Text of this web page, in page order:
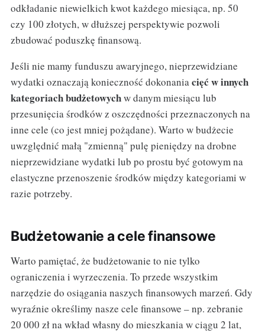
odkładanie niewielkich kwot każdego miesiąca, np. 50
czy 100 złotych, w dłuższej perspektywie pozwoli
zbudować poduszkę finansową.
Jeśli nie mamy funduszu awaryjnego, nieprzewidziane
wydatki oznaczają konieczność dokonaniacięć w innych
kategoriach budżetowychw danym miesiącu lub
przesunięcia środków z oszczędności przeznaczonych na
inne cele (co jest mniej pożądane). Warto w budżecie
uwzględnić małą "zmienną" pulę pieniędzy na drobne
nieprzewidziane wydatki lub po prostu być gotowym na
elastyczne przenoszenie środków między kategoriami w
razie potrzeby.
Budżetowanie a cele finansowe
Warto pamiętać, że budżetowanie to nie tylko
ograniczenia i wyrzeczenia. To przede wszystkim
narzędzie do osiągania naszych finansowych marzeń. Gdy
wyraźnie określimy nasze cele finansowe – np. zebranie
20 000 zł na wkład własny do mieszkania w ciągu 2 lat,